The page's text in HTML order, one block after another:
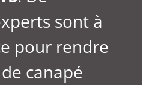
sont à
pour rendre
canapé